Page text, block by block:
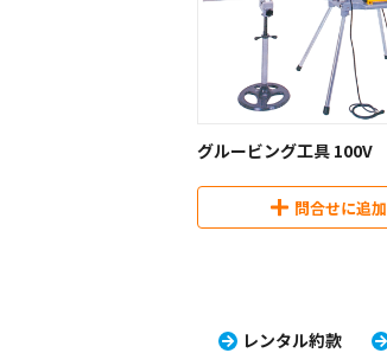
グルービング工具 100V
問合せに追加
レンタル約款